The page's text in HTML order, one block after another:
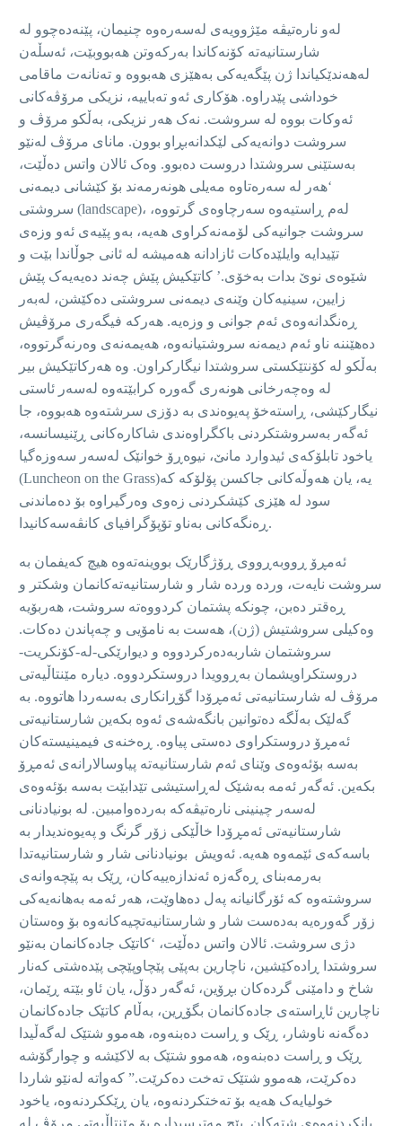
لەو نارەتیڤە مێژوویەی لەسەرەوە چنیمان، پێنەدەچوو لە
شارستانیەتە کۆنەکاندا بەرکەوتن هەبووبێت، ئەسڵەن
لەهەندێکیاندا ژن پێگەیەکی بەهێزی هەبووە و تەنانەت ماقامی
خوداشی پێدراوە. هۆکاری ئەو تەباییە، نزیکی مرۆڤەکانی
ئەوکات بووە لە سروشت. نەک هەر نزیکی، بەڵکو مرۆڤ و
سروشت دوانەیەکی لێکدانەبڕاو بوون. مانای مرۆڤ لەنێو
بەستێنی سروشتدا دروست دەبوو. وەک ئالان واتس دەڵێت،
‘هەر لە سەرەتاوە مەیلی هونەرمەند بۆ کێشانی دیمەنی
سروشتی (landscape)، لەم ڕاستیەوە سەرچاوەی گرتووە،
سروشت جوانیەکی لۆمەنەکراوی هەیە، بەو پێیەی ئەو وزەی
تێیدایە وایلێدەکات ئازادانە هەمیشە لە ئانی جوڵاندا بێت و
شێوەی نوێ بدات بەخۆی.’ کاتێکیش پێش چەند دەیەیەک پێش
زایین، سینیەکان وێنەی دیمەنی سروشتی دەکێشن، لەبەر
ڕەنگدانەوەی ئەم جوانی و وزەیە. هەرکە فیگەری مرۆڤیش
دەهێننە ناو ئەم دیمەنە سروشتیانەوە، هەیمەنەی وەرنەگرتووە،
بەڵکو لە کۆنتێکستی سروشتدا نیگارکراون. وە هەرکاتێکیش بیر
لە وەچەرخانی هونەری گەورە کرابێتەوە لەسەر ئاستی
نیگارکێشی، ڕاستەخۆ پەیوەندی بە دۆزی سرشتەوە هەبووە، جا
ئەگەر بەسروشتکردنی باکگراوەندی شاکارەکانی ڕێنیسانسە،
یاخود تابلۆکەی ئیدوارد مانێ، نیوەڕۆ خوانێک لەسەر سەوزەگیا
(Luncheon on the Grass)یە، یان هەوڵەکانی جاکسن پۆلۆکە کە
سود لە هێزی کێشکردنی زەوی وەرگیراوە بۆ دەماندنی
ڕەنگەکانی بەناو تۆپۆگرافیای کانڤەسەکانیدا.
ئەمڕۆ ڕووبەڕووی ڕۆژگارێک بووینەتەوە هیچ کەیفمان بە
سروشت نایەت، وردە وردە شار و شارستانیەتەکانمان وشکتر و
ڕەقتر دەبن، چونکە پشتمان کردووەتە سروشت، هەربۆیە
وەکیلی سروشتیش (ژن)، هەست بە نامۆیی و چەپاندن دەکات.
سروشتمان شاربەدەرکردووە و دیوارێکی-لە-کۆنکریت-
دروستکراویشمان بەڕوویدا دروستکردووە. دیارە مێنتاڵیەتی
مرۆڤ لە شارستانیەتی ئەمڕۆدا گۆڕانکاری بەسەردا هاتووە. بە
گەلێک بەڵگە دەتوانین بانگەشەی ئەوە بکەین شارستانیەتی
ئەمڕۆ دروستکراوی دەستی پیاوە. ڕەخنەی فیمینیستەکان
بەسە بۆئەوەی وێنای ئەم شارستانیەتە پیاوسالارانەی ئەمڕۆ
بکەین. ئەگەر ئەمە بەشێک لەڕاستیشی تێدابێت بەسە بۆئەوەی
لەسەر چینینی نارەتیڤەکە بەردەوامبین. لە بونیادنانی
شارستانیەتی ئەمڕۆدا خاڵێکی زۆر گرنگ و پەیوەندیدار بە
باسەکەی ئێمەوە هەیە. ئەویش بونیادنانی شار و شارستانیەتدا
بەرمەبنای ڕەگەزە ئەندازەییەکان، ڕێک بە پێچەوانەی
سروشتەوە کە ئۆرگانیانە پەل دەهاوێت، هەر ئەمە بەهانەیەکی
زۆر گەورەیە بەدەست شار و شارستانیەتچیەکانەوە بۆ وەستان
دژی سروشت. ئالان واتس دەڵێت، ‘کاتێک جادەکانمان بەنێو
سروشتدا ڕادەکێشین، ناچارین بەپێی پێچاوپێچی پێدەشتی کەنار
شاخ و دامێنی گردەکان بڕۆین، ئەگەر دۆڵ، یان ئاو بێتە ڕێمان،
ناچارین ئاڕاستەی جادەکانمان بگۆڕین، بەڵام کاتێک جادەکانمان
دەگەنە ناوشار، ڕێک و ڕاست دەبنەوە، هەموو شتێک لەگەڵیدا
ڕێک و ڕاست دەبنەوە، هەموو شتێک بە لاکێشە و چوارگۆشە
دەکرێت، هەموو شتێک تەخت دەکرێت.” کەواتە لەنێو شاردا
خولیایەک هەیە بۆ تەختکردنەوە، یان ڕێککردنەوە، یاخود
پانکردنەوەی شتەکان. پێچ مەترسیدارە بۆ مێنتاڵیەتی مرۆڤ لە